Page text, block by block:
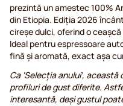
prezintă un amestec 100%
din Etiopia. Ediția 2026
cireșe dulci, oferind o
Ideal pentru espressoare
fină și aromată, exact așa
Ca ‘Selecția anului’,
profiluri de gust diferite.
interesantă, deși gustul